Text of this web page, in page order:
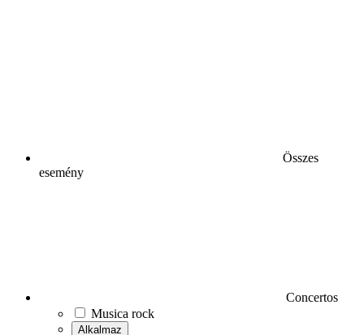
Összes
esemény
Concertos
Musica rock
Alkalmaz